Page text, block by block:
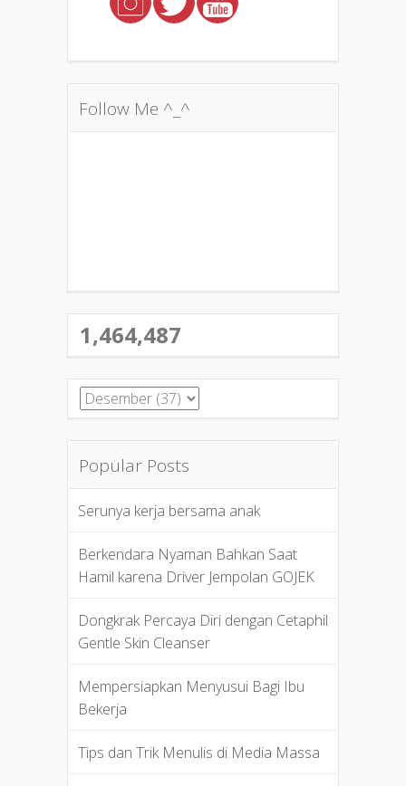
Follow Me ^_^
1,464,487
Popular Posts
Serunya kerja bersama anak
Berkendara Nyaman Bahkan Saat
Hamil karena Driver Jempolan GOJEK
Dongkrak Percaya Diri dengan Cetaphil
Gentle Skin Cleanser
Mempersiapkan Menyusui Bagi Ibu
Bekerja
Tips dan Trik Menulis di Media Massa